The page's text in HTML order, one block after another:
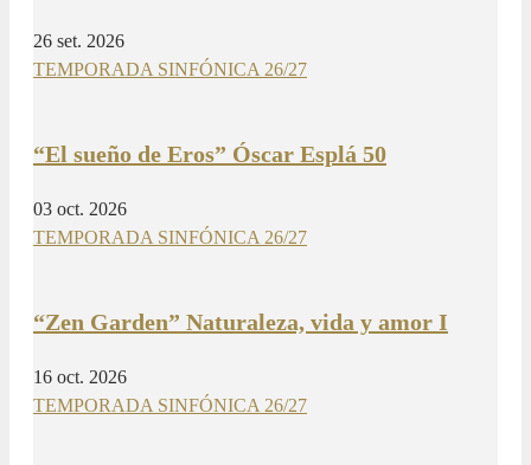
26 set. 2026
TEMPORADA SINFÓNICA 26/27
“El sueño de Eros” Óscar Esplá 50
03 oct. 2026
TEMPORADA SINFÓNICA 26/27
“Zen Garden” Naturaleza, vida y amor I
16 oct. 2026
TEMPORADA SINFÓNICA 26/27